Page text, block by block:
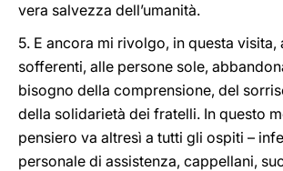
vera salvezza dell’umanità.
5. E ancora mi rivolgo, in questa visita,
sofferenti, alle persone sole,
bisogno della comprensione, del
della solidarietà dei fratelli. In questo
pensiero va altresì a tutti gli ospiti –
personale di assistenza, cappellani,